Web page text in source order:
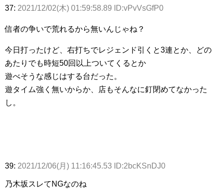
37: 2021/12/02(木) 01:59:58.89 ID:vPvVsGfP0
信者の争いで荒れるから無いんじゃね？
今日打ったけど、右打ちでレジェンド引くと3連とか、どの
あたりでも時短50回以上ついてくるとか
遊べそうな感じはする台だった。
遊タイム強く無いからか、店もそんなに釘閉めてなかった
し。
39: 2021/12/06(月) 11:16:45.53 ID:2bcKSnDJ0
乃木坂スレてNGなのね